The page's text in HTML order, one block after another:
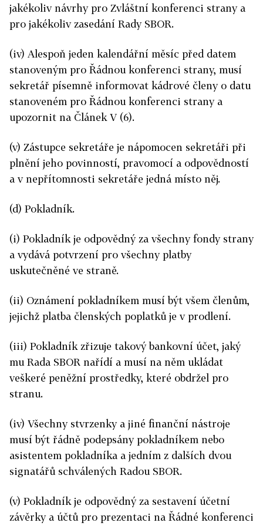
jakékoliv návrhy pro Zvláštní konferenci strany a
pro jakékoliv zasedání Rady SBOR.
(iv) Alespoň jeden kalendářní měsíc před datem
stanoveným pro Řádnou konferenci strany, musí
sekretář písemně informovat kádrové členy o datu
stanoveném pro Řádnou konferenci strany a
upozornit na Článek V (6).
(v) Zástupce sekretáře je nápomocen sekretáři při
plnění jeho povinností, pravomocí a odpovědností
a v nepřítomnosti sekretáře jedná místo něj.
(d) Pokladník.
(i) Pokladník je odpovědný za všechny fondy strany
a vydává potvrzení pro všechny platby
uskutečněné ve straně.
(ii) Oznámení pokladníkem musí být všem členům,
jejichž platba členských poplatků je v prodlení.
(iii) Pokladník zřizuje takový bankovní účet, jaký
mu Rada SBOR nařídí a musí na něm ukládat
veškeré peněžní prostředky, které obdržel pro
stranu.
(iv) Všechny stvrzenky a jiné finanční nástroje
musí být řádně podepsány pokladníkem nebo
asistentem pokladníka a jedním z dalších dvou
signatářů schválených Radou SBOR.
(v) Pokladník je odpovědný za sestavení účetní
závěrky a účtů pro prezentaci na Řádné konferenci